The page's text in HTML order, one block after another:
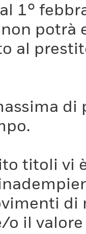
1°
potrà
al
titoli vi
o il